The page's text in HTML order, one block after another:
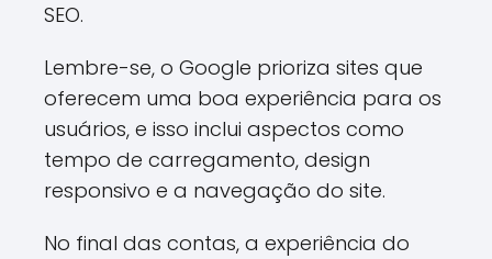
SEO.
Lembre-se, o Google prioriza sites que
oferecem uma boa experiência para os
usuários, e isso inclui aspectos como
tempo de carregamento, design
responsivo e a navegação do site.
No final das contas, a experiência do